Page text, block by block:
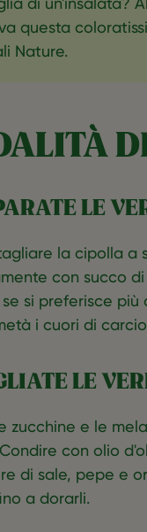
questa
Nature.
LE
la cipolla a
con succo
si preferisce più
i cuori di
LE
zucchine e le
con olio
di sale, pepe e
a dorarli.